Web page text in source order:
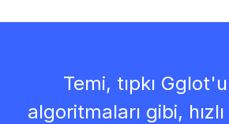
Temi, tıpkı
algoritmaları gibi,